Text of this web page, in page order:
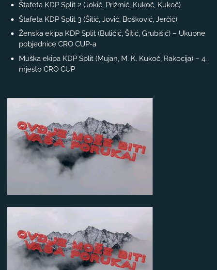
Štafeta KDP Split 2 (Jokić, Prižmić, Kukoč, Kukoč)
Štafeta KDP Split 3 (Šitić, Jović, Bošković, Jerčić)
Ženska ekipa KDP Split (Buličić, Šitić, Grubišić) – Ukupne
pobjednice CRO CUP-a
Muška ekipa KDP Split (Mujan, M. K. Kukoč, Rakocija) – 4.
mjesto CRO CUP